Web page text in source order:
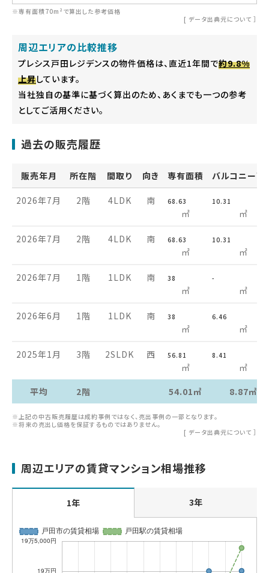
※専有面積70m²で算出した参考価格
[ データ出典元について ］
周辺エリアの比較推移
プレシス戸田レジデンスの物件価格は、直近1年間で約9.8%
上昇しています。
当社独自の基準に基づく算出のため、あくまでも一つの参考
としてご活用ください。
過去の販売履歴
販売年月 所在階 間取り 向き 専有面積 バルコニー面
2026年7月 2階 4LDK 南 68.63
㎡
10.31
㎡
2026年7月 2階 4LDK 南 68.63
㎡
10.31
㎡
2026年7月 1階 1LDK 南 38
㎡
-
㎡
2026年6月 1階 1LDK 南 38
㎡
6.46
㎡
2025年1月 3階 2SLDK 西 56.81
㎡
8.41
㎡
平均
2階 54.01㎡ 8.87㎡
※上記の中古販売履歴は成約事例ではなく、売出事例の一部となります。
※将来の売出し価格を保証するものではありません。
[ データ出典元について ］
周辺エリアの賃貸マンション相場推移
1年 3年